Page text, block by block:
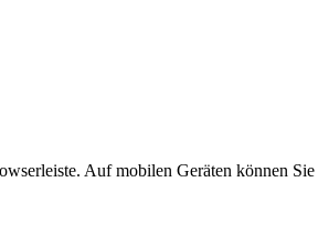
Auf mobilen Geräten können Sie